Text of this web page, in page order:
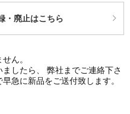
・廃止はこちら
ん。
したら、 弊社までご連絡下さ
急に新品をご送付致します。